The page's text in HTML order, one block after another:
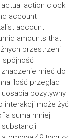
action clock
account
account
amounts that
przestrzeni
spójność
mieć do
ilość przegląd
pozytywny
interakcji może żyć
suma mniej